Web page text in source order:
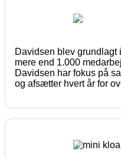
Davidsen blev
mere end 1.000
Davidsen har fokus på
og afsætter hvert år for